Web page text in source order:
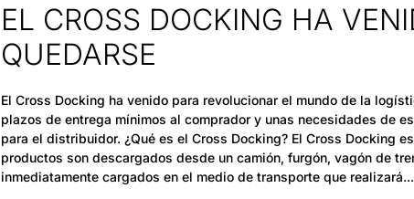
EL CROSS DOCKING HA
QUEDARSE
El Cross Docking ha venido para revolucionar el mundo de la
plazos de entrega mínimos al comprador y unas necesidades de
para el distribuidor. ¿Qué es el Cross Docking? El Cross Docking
productos son descargados desde un camión, furgón, vagón de
inmediatamente cargados en el medio de transporte que realizará